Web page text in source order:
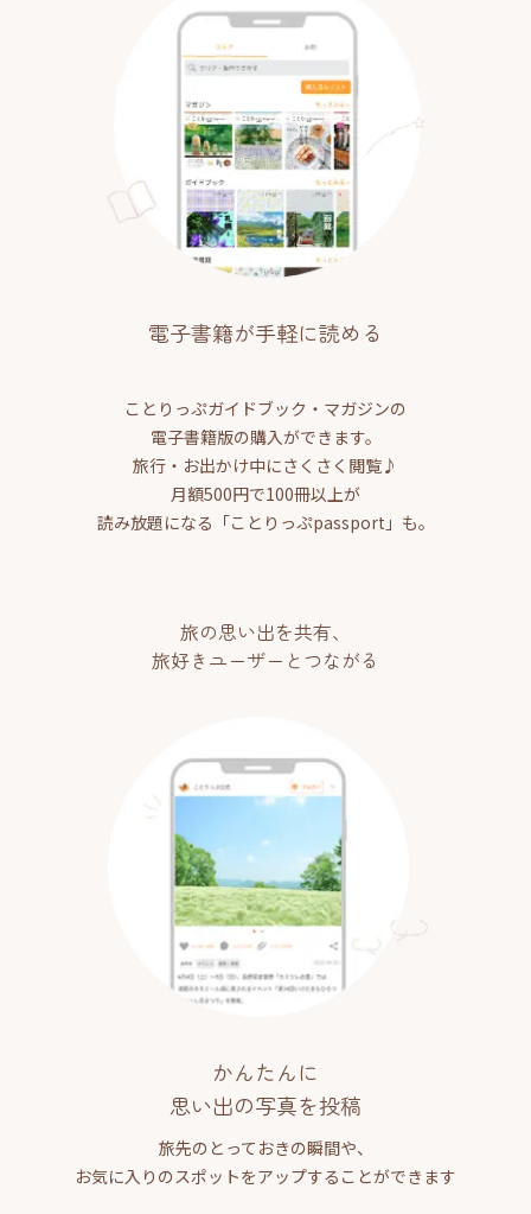
電子書籍が手軽に読める
ことりっぷガイドブック・マガジンの
電子書籍版の購入ができます。
旅行・お出かけ中にさくさく閲覧♪
月額500円で100冊以上が
読み放題になる「ことりっぷpassport」も。
旅の思い出を共有、
旅好きユーザーとつながる
かんたんに
思い出の写真を投稿
旅先のとっておきの瞬間や、
お気に入りのスポットをアップすることができます